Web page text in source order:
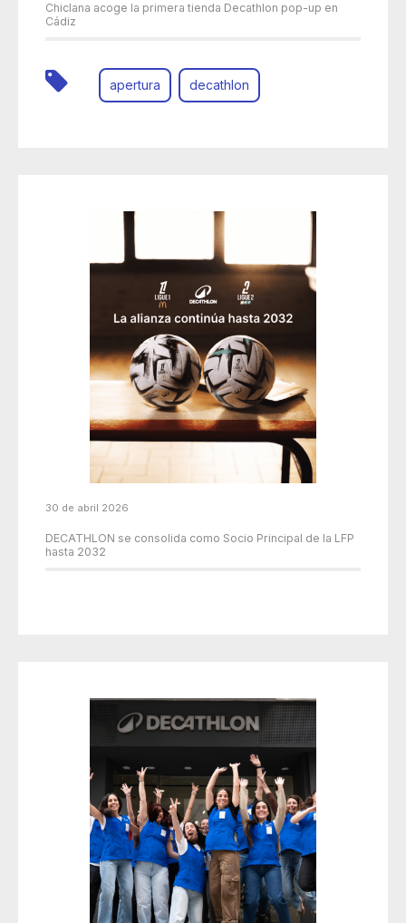
Chiclana acoge la primera tienda Decathlon pop-up en
Cádiz
apertura decathlon
30 de abril 2026
DECATHLON se consolida como Socio Principal de la LFP
hasta 2032